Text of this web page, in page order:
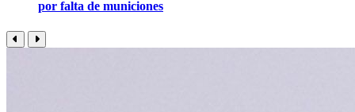
por falta de municiones